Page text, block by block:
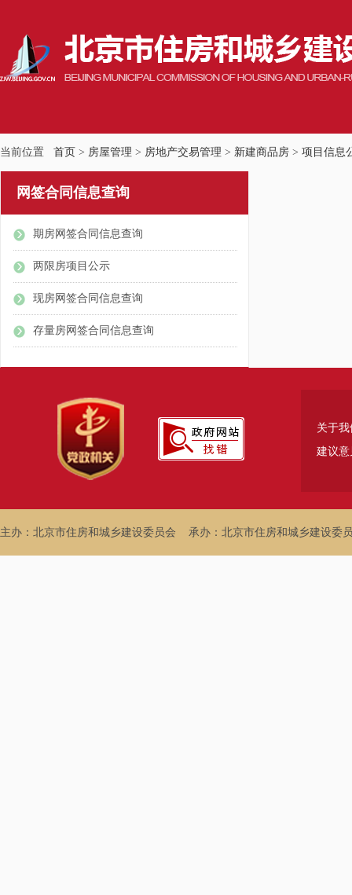
当前位置 首页 > 房屋管理 > 房地产交易管理 > 新建商品房 > 项目信息
网签合同信息查询
期房网签合同信息查询
两限房项目公示
现房网签合同信息查询
存量房网签合同信息查询
关于我
建议意
主办：北京市住房和城乡建设委员会 承办：北京市住房和城乡建设委